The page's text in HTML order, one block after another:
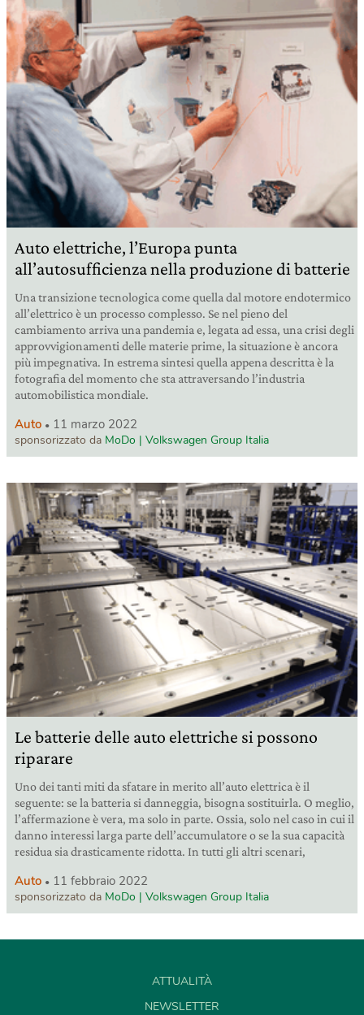
Auto elettriche, l’Europa punta
all’autosufficienza nella produzione di batterie
Una transizione tecnologica come quella dal motore endotermico
all’elettrico è un processo complesso. Se nel pieno del
cambiamento arriva una pandemia e, legata ad essa, una crisi degli
approvvigionamenti delle materie prime, la situazione è ancora
più impegnativa. In estrema sintesi quella appena descritta è la
fotografia del momento che sta attraversando l’industria
automobilistica mondiale.
Auto 11 marzo 2022
sponsorizzato da MoDo | Volkswagen Group Italia
Le batterie delle auto elettriche si possono
riparare
Uno dei tanti miti da sfatare in merito all’auto elettrica è il
seguente: se la batteria si danneggia, bisogna sostituirla. O meglio,
l’affermazione è vera, ma solo in parte. Ossia, solo nel caso in cui il
danno interessi larga parte dell’accumulatore o se la sua capacità
residua sia drasticamente ridotta. In tutti gli altri scenari,
Auto 11 febbraio 2022
sponsorizzato da MoDo | Volkswagen Group Italia
ATTUALITÀ
NEWSLETTER